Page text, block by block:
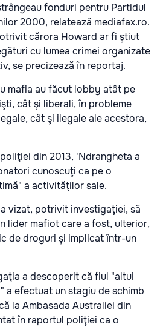
fonduri pentru Partidul
2000, relatează mediafax.ro.
cărora Howard ar fi ştiut
cu lumea crimei organizate
se precizează în reportaj.
mafia au făcut lobby atât pe
cât şi liberali, în probleme
cât şi ilegale ale acestora,
din 2013, 'Ndrangheta a
cunoscuţi ca pe o
a activităţilor sale.
vizat, potrivit investigaţiei, să
lider mafiot care a fost, ulterior,
de droguri şi implicat într-un
a descoperit că fiul "altui
a efectuat un stagiu de schimb
la Ambasada Australiei din
în raportul poliţiei ca o